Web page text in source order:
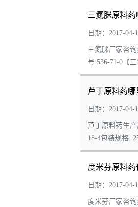
三氮脒原料药
日期：2017-04-
三氮脒厂家咨
号:536-71-0【
芦丁原料药哪
日期：2017-04-
芦丁原料药生产
18-4包装规格:
度米芬原料药
日期：2017-04-
度米芬厂家咨